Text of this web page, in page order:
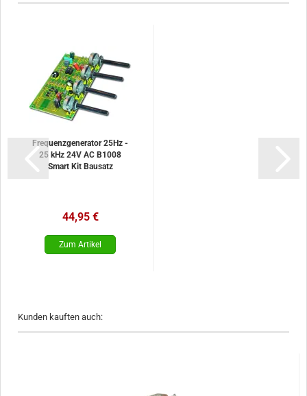
Frequenzgenerator 25Hz -
25 kHz 24V AC B1008
Smart Kit Bausatz
44,95 €
Kunden kauften auch: